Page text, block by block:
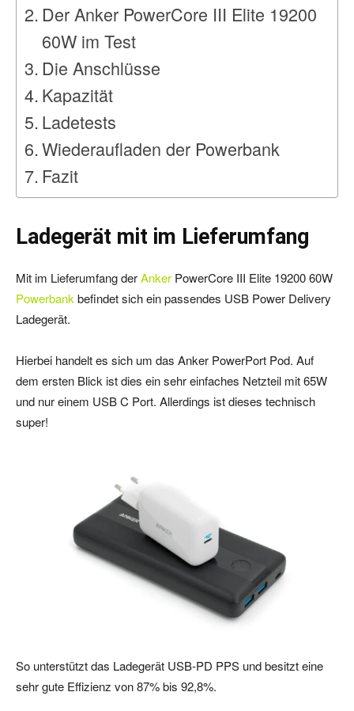
Der Anker PowerCore III Elite 19200
60W im Test
Die Anschlüsse
Kapazität
Ladetests
Wiederaufladen der Powerbank
Fazit
Ladegerät mit im Lieferumfang
Mit im Lieferumfang derAnker PowerCore III Elite 19200 60W
Powerbank befindet sich ein passendes USB Power Delivery
Ladegerät.
Hierbei handelt es sich um das Anker PowerPort Pod. Auf
dem ersten Blick ist dies ein sehr einfaches Netzteil mit 65W
und nur einem USB C Port. Allerdings ist dieses technisch
super!
So unterstützt das Ladegerät USB-PD PPS und besitzt eine
sehr gute Effizienz von 87% bis 92,8%.